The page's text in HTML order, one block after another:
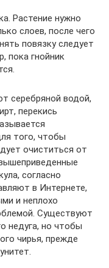
Растение нужно
слоев, после чего
повязку следует
пока гнойник
серебряной водой,
перекись
того, чтобы
очиститься от
согласно
в Интернете,
и неплохо
Существуют
недуга, но чтобы
чирья, прежде